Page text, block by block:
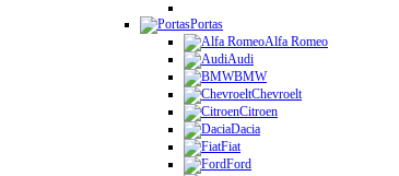
Portas
Alfa Romeo
Audi
BMW
Chevroelt
Citroen
Dacia
Fiat
Ford